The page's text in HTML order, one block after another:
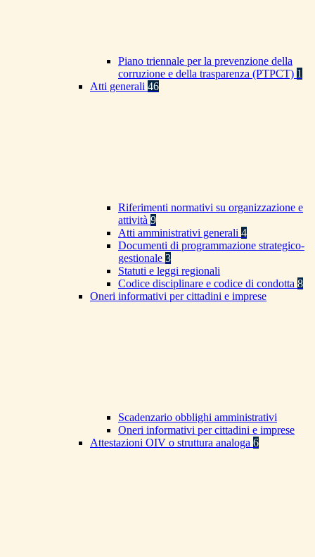
Piano triennale per la prevenzione della
corruzione e della trasparenza (PTPCT) 1
Atti generali 46
Riferimenti normativi su organizzazione e
attività 9
Atti amministrativi generali 4
Documenti di programmazione strategico-
gestionale 3
Statuti e leggi regionali
Codice disciplinare e codice di condotta 8
Oneri informativi per cittadini e imprese
Scadenzario obblighi amministrativi
Oneri informativi per cittadini e imprese
Attestazioni OIV o struttura analoga 6